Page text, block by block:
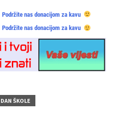
Podržite nas donacijom za kavu
Podržite nas donacijom za kavu
ŠKOLE